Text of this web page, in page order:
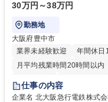
30万円～38万円
勤務地
大阪府豊中市
業界未経験歓迎
年間休日
月平均残業時間20時間以内
退職金あり
土日祝休み
服装自由
仕事の内容
企業名 北大阪急行電鉄株式会社 求人名 【豊中市/総務人事】経験者